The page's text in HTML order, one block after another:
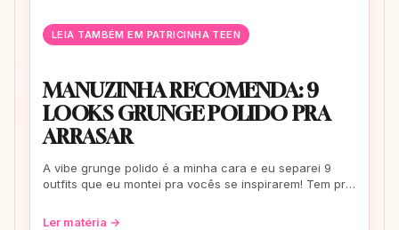
LEIA TAMBÉM EM PATRICINHA TEEN
MANUZINHA RECOMENDA: 9
LOOKS GRUNGE POLIDO PRA
ARRASAR
A vibe grunge polido é a minha cara e eu separei 9
outfits que eu montei pra vocês se inspirarem! Tem pra
Ler matéria →